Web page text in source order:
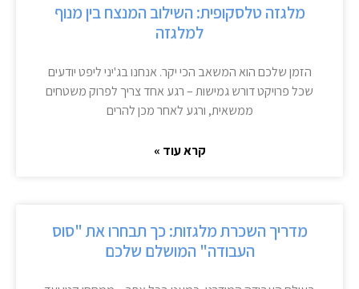
מלגזה טלסקופית: השילוב המנצח בין מנוף
למלגזה
הזמן שלכם הוא המשאב הכי יקר. אנחנו בג'יני ליפט יודעים
שכל פרויקט דורש גמישות – רגע אחד צריך לפרוק משטחים
ממשאית, ורגע לאחר מכן להרים
קרא עוד »
מדריך השכרת מלגזות: כך תבחרו את "סוס
העבודה" המושלם שלכם